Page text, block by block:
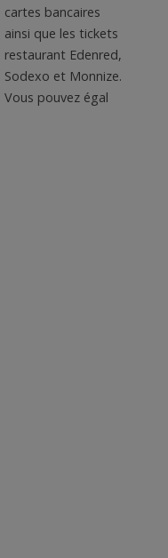
cartes bancaires
ainsi que les tickets
restaurant Edenred,
Sodexo et Monnize.
Vous pouvez égal